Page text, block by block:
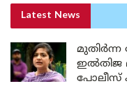
Latest News
മുതിർന്ന
ഇൽതിജ
പോലീസ്